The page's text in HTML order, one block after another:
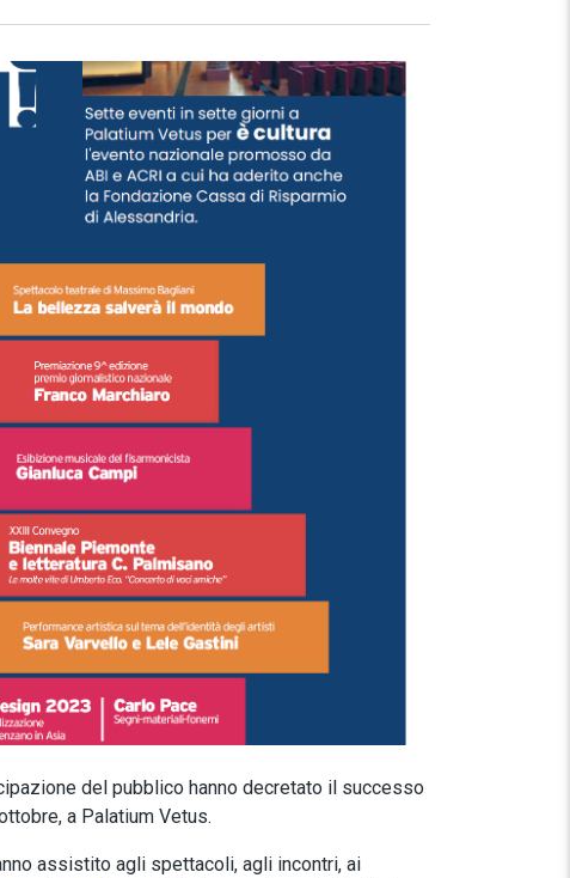
del pubblico hanno decretato il successo
a Palatium Vetus.
assistito agli spettacoli, agli incontri, ai